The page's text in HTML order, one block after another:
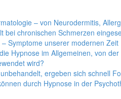
– von Neurodermitis,
bei chronischen Schmerzen
Symptome unserer modernen Zeit
Hypnose im Allgemeinen, von
wird?
ergeben sich schnell
durch Hypnose in der